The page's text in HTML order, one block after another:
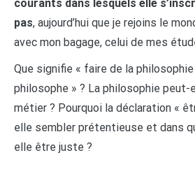
courants dans lesquels elle
pas, aujourd’hui que je rejoins le
avec mon bagage, celui de mes
Que signifie « faire de la
philosophe » ? La philosophie
métier ? Pourquoi la déclaration «
elle sembler prétentieuse et dans
elle être juste ?